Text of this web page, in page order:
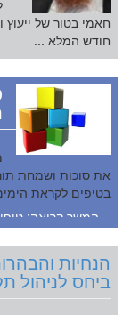
חאמי בטור של
חודש המלא ...
את סוכות ושמחת
בטיפים לקראת
המשך קריאה:
הנחיות
ביחס לניהול